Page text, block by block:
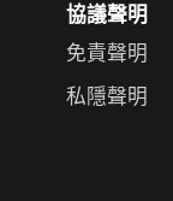
協議聲明
免責聲明
私隱聲明